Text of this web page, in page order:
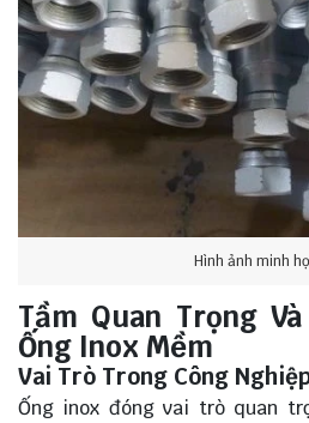
Hình ảnh minh
Tầm Quan Trọng
Ống Inox Mềm
Vai Trò Trong Công
Ống inox đóng vai trò quan